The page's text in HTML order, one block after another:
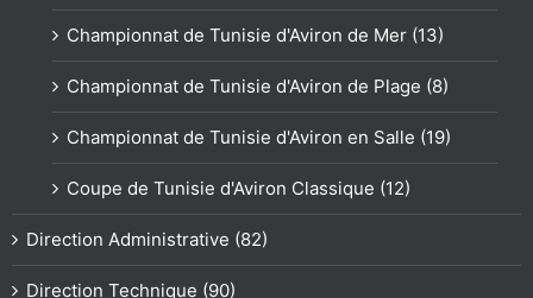
Championnat de Tunisie d'Aviron de Mer (13)
Championnat de Tunisie d'Aviron de Plage (8)
Championnat de Tunisie d'Aviron en Salle (19)
Coupe de Tunisie d'Aviron Classique (12)
Direction Administrative (82)
Direction Technique (90)